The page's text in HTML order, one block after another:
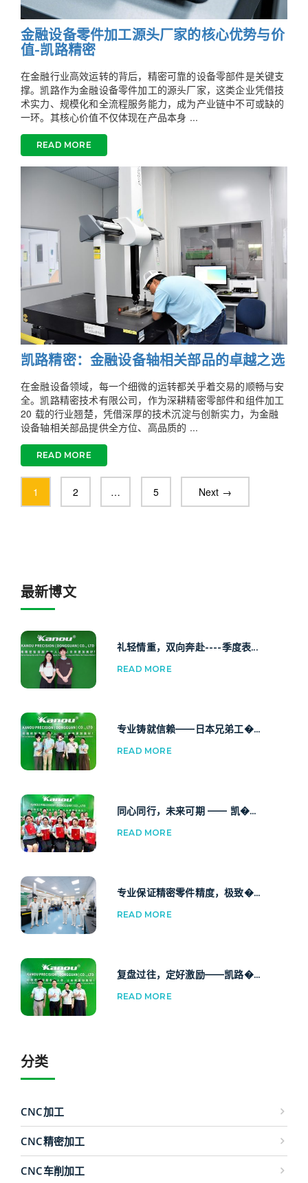
金融设备零件加工源头厂家的核心优势与价
值-凯路精密
在金融行业高效运转的背后，精密可靠的设备零部件是关键支
撑。凯路作为金融设备零件加工的源头厂家，这类企业凭借技
术实力、规模化和全流程服务能力，成为产业链中不可或缺的
一环。其核心价值不仅体现在产品本身 ...
READ MORE
凯路精密：金融设备轴相关部品的卓越之选
在金融设备领域，每一个细微的运转都关乎着交易的顺畅与安
全。凯路精密技术有限公司，作为深耕精密零部件和组件加工
20 载的行业翘楚，凭借深厚的技术沉淀与创新实力，为金融
设备轴相关部品提供全方位、高品质的 ...
READ MORE
1 2 … 5 Next →
最新博文
礼轻情重，双向奔赴----季度表...
READ MORE
专业铸就信赖——日本兄弟工�...
READ MORE
同心同行，未来可期 —— 凯�...
READ MORE
专业保证精密零件精度，极致�...
READ MORE
复盘过往，定好激励——凯路�...
READ MORE
分类
CNC加工
CNC精密加工
CNC车削加工